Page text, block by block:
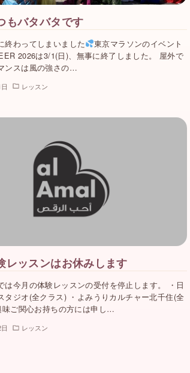
もバタバタです
終わってしまいました
東京マラソンのイベント
2026は3/1(日)、無事に終了しました。 屋外で
ンスは風の強さの…
レッスン
レッスンはお休みします
は今月の体験レッスンの受付を停止します。 ・日
タジオ(全クラス) ・よみうりカルチャー北千住(全
味ご関心お持ちの方には申し…
レッスン